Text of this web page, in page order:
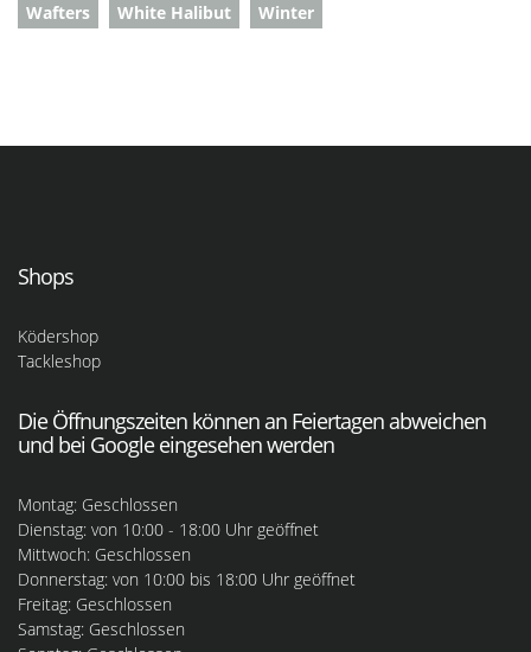
Wafters
White Halibut Winter
Shops
Ködershop
Tackleshop
Die Öffnungszeiten können an Feiertagen abweichen
und bei Google eingesehen werden
Montag: Geschlossen
Dienstag: von 10:00 - 18:00 Uhr geöffnet
Mittwoch: Geschlossen
Donnerstag: von 10:00 bis 18:00 Uhr geöffnet
Freitag: Geschlossen
Samstag: Geschlossen